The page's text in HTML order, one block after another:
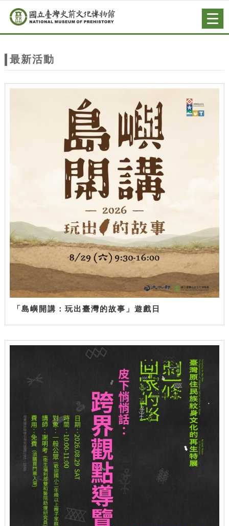
站
主
跳到主要內容
網站導覽
最新活動
「島嶼開講：玩出臺灣的故事」遊戲日